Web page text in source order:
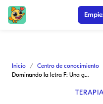
Inicio Centro de conocimiento
Dominando la letra F: Una guía alegre de terapia de lenguaje para mamás